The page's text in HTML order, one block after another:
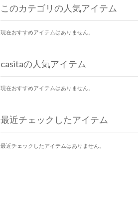
このカテゴリの人気アイテム
現在おすすめアイテムはありません。
casitaの人気アイテム
現在おすすめアイテムはありません。
最近チェックしたアイテム
最近チェックしたアイテムはありません。